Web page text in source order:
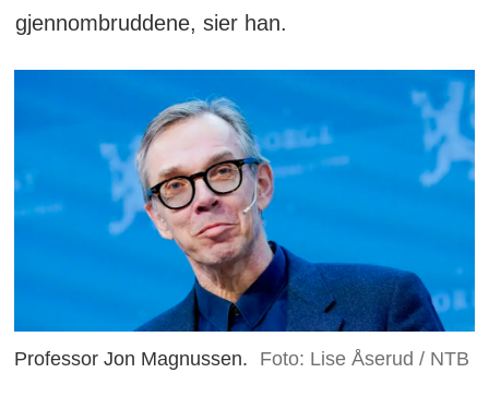
gjennombruddene, sier han.
Professor Jon Magnussen. Foto: Lise Åserud / NTB